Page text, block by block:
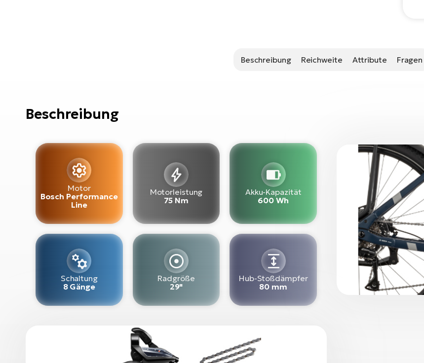
Beschreibung Reichweite Attribute Fragen
Beschreibung
Motor
Bosch Performance
Line
Motorleistung
75 Nm
Akku-Kapazität
600 Wh
Schaltung
8 Gänge
Radgröße
29"
Hub-Stoßdämpfer
80 mm